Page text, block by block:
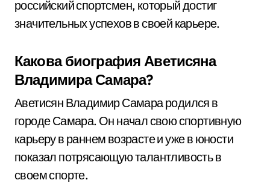
российский спортсмен, который достиг
значительных успехов в своей карьере.
Какова биография Аветисяна
Владимира Самара?
Аветисян Владимир Самара родился в
городе Самара. Он начал свою спортивную
карьеру в раннем возрасте и уже в юности
показал потрясающую талантливость в
своем спорте.